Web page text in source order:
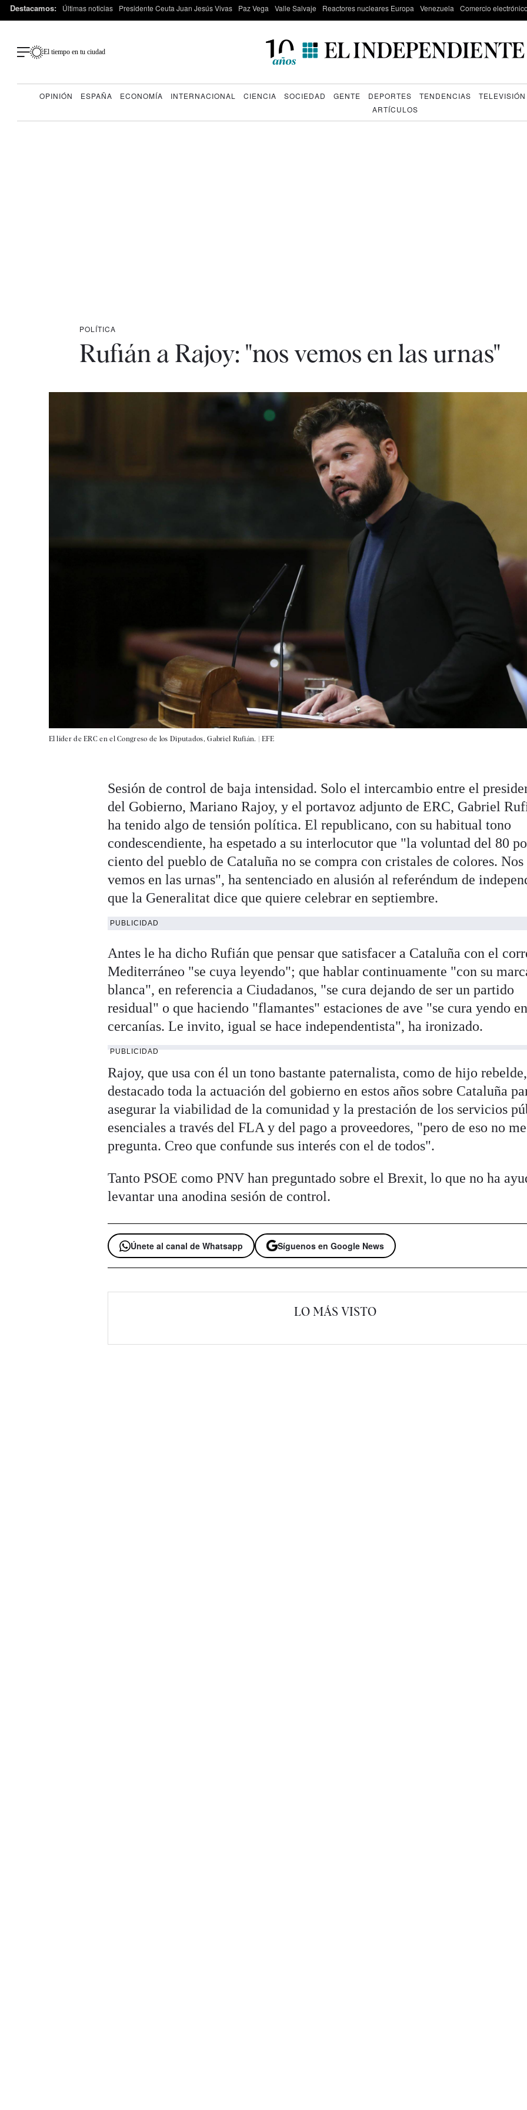
Destacamos: Últimas noticias Presidente Ceuta Juan Jesús Vivas Paz Vega Valle Salvaje Reactores nucleares Europa Venezuela Comercio
El tiempo en tu ciudad
OPINIÓN ESPAÑA ECONOMÍA INTERNACIONAL CIENCIA SOCIEDAD GENTE DEPORTES TENDENCIAS
TELEVISIÓN
ARTÍCULOS
POLÍTICA
Rufián a Rajoy: "nos vemos en las urnas"
El líder de ERC en el Congreso de los Diputados, Gabriel Rufián. | EFE
Sesión de control de baja intensidad. Solo el intercambio entre el
del Gobierno, Mariano Rajoy, y el portavoz adjunto de ERC, Gabriel
ha tenido algo de tensión política. El republicano, con su habitual tono
condescendiente, ha espetado a su interlocutor que "la voluntad del 80
ciento del pueblo de Cataluña no se compra con cristales de colores. Nos
vemos en las urnas", ha sentenciado en alusión al referéndum de
que la Generalitat dice que quiere celebrar en septiembre.
PUBLICIDAD
Antes le ha dicho Rufián que pensar que satisfacer a Cataluña con el
Mediterráneo "se cuya leyendo"; que hablar continuamente "con su
blanca", en referencia a Ciudadanos, "se cura dejando de ser un partido
residual" o que haciendo "flamantes" estaciones de ave "se cura yendo
cercanías. Le invito, igual se hace independentista", ha ironizado.
PUBLICIDAD
Rajoy, que usa con él un tono bastante paternalista, como de hijo
destacado toda la actuación del gobierno en estos años sobre Cataluña
asegurar la viabilidad de la comunidad y la prestación de los servicios
esenciales a través del FLA y del pago a proveedores, "pero de eso no me
pregunta. Creo que confunde sus interés con el de todos".
Tanto PSOE como PNV han preguntado sobre el Brexit, lo que no ha
levantar una anodina sesión de control.
Únete al canal de Whatsapp Síguenos en Google News
LO MÁS VISTO